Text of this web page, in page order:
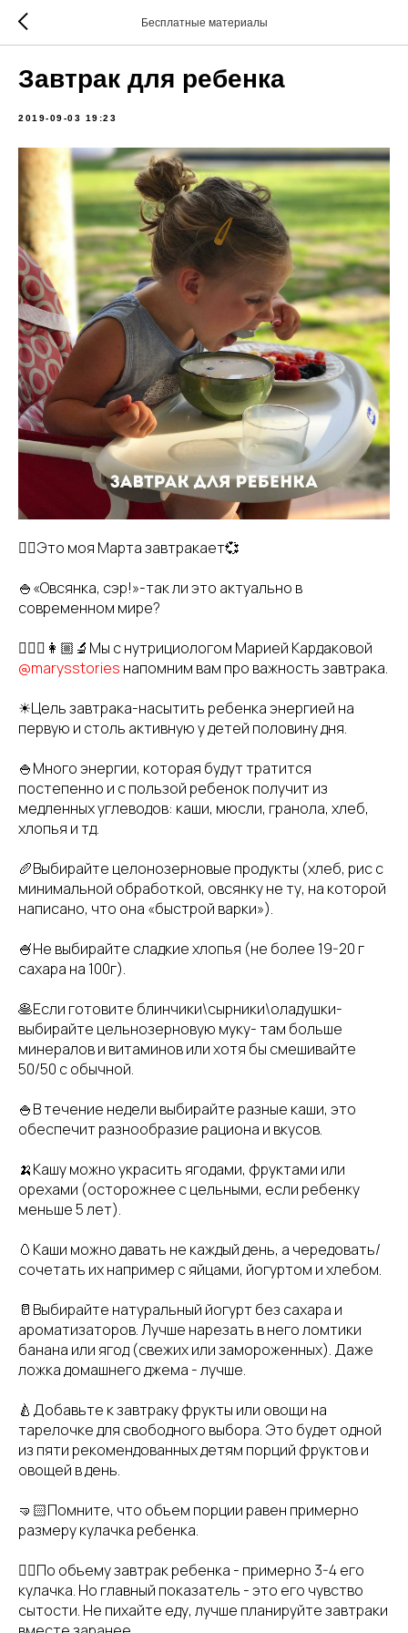
Бесплатные материалы
Завтрак для ребенка
2019-09-03 19:23
👆🏻Это моя Марта завтракает💞
🍚«Овсянка, сэр!»-так ли это актуально в
современном мире?
👩🏼‍⚕️👩🏼‍🔬Мы с нутрициологом Марией Кардаковой
@marysstories напомним вам про важность завтрака.
☀Цель завтрака-насытить ребенка энергией на
первую и столь активную у детей половину дня.
🍚Много энергии, которая будут тратится
постепенно и с пользой ребенок получит из
медленных углеводов: каши, мюсли, гранола, хлеб,
хлопья и тд.
🥖Выбирайте целонозерновые продукты (хлеб, рис с
минимальной обработкой, овсянку не ту, на которой
написано, что она «быстрой варки»).
🍧Не выбирайте сладкие хлопья (не более 19-20 г
сахара на 100г).
🥞Если готовите блинчики\сырники\оладушки-
выбирайте цельнозерновую муку- там больше
минералов и витаминов или хотя бы смешивайте
50/50 с обычной.
🍚В течение недели выбирайте разные каши, это
обеспечит разнообразие рациона и вкусов.
🍌Кашу можно украсить ягодами, фруктами или
орехами (осторожнее с цельными, если ребенку
меньше 5 лет).
🥚Каши можно давать не каждый день, а чередовать/
сочетать их например с яйцами, йогуртом и хлебом.
🥛Выбирайте натуральный йогурт без сахара и
ароматизаторов. Лучше нарезать в него ломтики
банана или ягод (свежих или замороженных). Даже
ложка домашнего джема - лучше.
🍐Добавьте к завтраку фрукты или овощи на
тарелочке для свободного выбора. Это будет одной
из пяти рекомендованных детям порций фруктов и
овощей в день.
🤜🏻Помните, что объем порции равен примерно
размеру кулачка ребенка.
✊🏼По объему завтрак ребенка - примерно 3-4 его
кулачка. Но главный показатель - это его чувство
сытости. Не пихайте еду, лучше планируйте завтраки